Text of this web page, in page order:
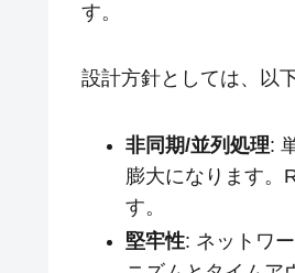
す。
設計方針としては、以
非同期/並列処理:
膨大になります。
す。
堅牢性: ネットワ